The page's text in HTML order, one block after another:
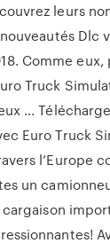
leurs
Dlc
Comme eux,
Truck
...
Euro Truck
l’Europe
un